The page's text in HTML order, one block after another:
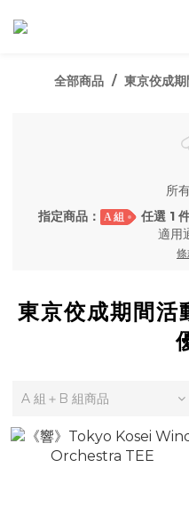
全部商品 東京佼成
所
指定商品：
A 組 任選 1
適用
東京佼成期間活
A 組＋B 組商品